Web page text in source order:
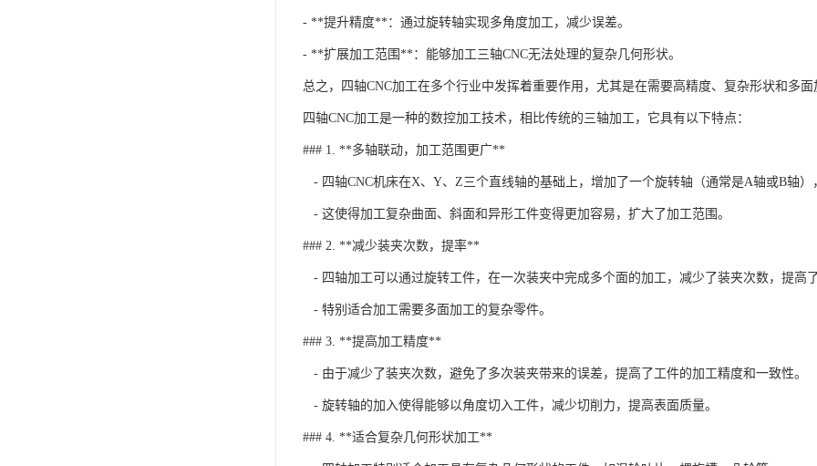
- **提升精度**：通过旋转轴实现多角度加工，减少误差。
- **扩展加工范围**：能够加工三轴CNC无法处理的复杂几何形状。
总之，四轴CNC加工在多个行业中发挥着重要作用，尤其是在需要高精度、复杂形状和多
四轴CNC加工是一种的数控加工技术，相比传统的三轴加工，它具有以下特点：
### 1. **多轴联动，加工范围更广**
- 四轴CNC机床在X、Y、Z三个直线轴的基础上，增加了一个旋转轴（通常是A轴或B轴
- 这使得加工复杂曲面、斜面和异形工件变得更加容易，扩大了加工范围。
### 2. **减少装夹次数，提率**
- 四轴加工可以通过旋转工件，在一次装夹中完成多个面的加工，减少了装夹次数，提高
- 特别适合加工需要多面加工的复杂零件。
### 3. **提高加工精度**
- 由于减少了装夹次数，避免了多次装夹带来的误差，提高了工件的加工精度和一致性。
- 旋转轴的加入使得能够以角度切入工件，减少切削力，提高表面质量。
### 4. **适合复杂几何形状加工**